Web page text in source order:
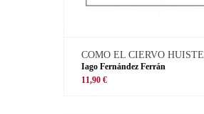
COMO EL CIERVO HUISTE
Iago Fernández Ferrán
11,90 €